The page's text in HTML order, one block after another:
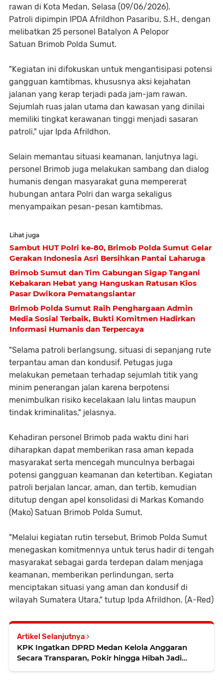
rawan di Kota Medan, Selasa (09/06/2026).
Patroli dipimpin IPDA Afrildhon Pasaribu, S.H., dengan
melibatkan 25 personel Batalyon A Pelopor
Satuan Brimob Polda Sumut.
"Kegiatan ini difokuskan untuk mengantisipasi potensi
gangguan kamtibmas, khususnya aksi kejahatan
jalanan yang kerap terjadi pada jam-jam rawan.
Sejumlah ruas jalan utama dan kawasan yang dinilai
memiliki tingkat kerawanan tinggi menjadi sasaran
patroli," ujar Ipda Afrildhon.
Selain memantau situasi keamanan, lanjutnya lagi,
personel Brimob juga melakukan sambang dan dialog
humanis dengan masyarakat guna mempererat
hubungan antara Polri dan warga sekaligus
menyampaikan pesan-pesan kamtibmas.
Lihat juga
Sambut HUT Polri ke-80, Brimob Polda Sumut Gelar
Gerakan Indonesia Asri Bersihkan Pantai Laharuga
Brimob Sumut dan Tim Gabungan Sigap Tangani
Kebakaran Hebat yang Hanguskan Ratusan Kios
Pasar Dwikora Pematangsiantar
Brimob Polda Sumut Raih Penghargaan Admin
Media Sosial Terbaik, Bukti Komitmen Hadirkan
Informasi Humanis dan Terpercaya
"Selama patroli berlangsung, situasi di sepanjang rute
terpantau aman dan kondusif. Petugas juga
melakukan pemetaan terhadap sejumlah titik yang
minim penerangan jalan karena berpotensi
menimbulkan risiko kecelakaan lalu lintas maupun
tindak kriminalitas," jelasnya.
Kehadiran personel Brimob pada waktu dini hari
diharapkan dapat memberikan rasa aman kepada
masyarakat serta mencegah munculnya berbagai
potensi gangguan keamanan dan ketertiban. Kegiatan
patroli berjalan lancar, aman, dan tertib, kemudian
ditutup dengan apel konsolidasi di Markas Komando
(Mako) Satuan Brimob Polda Sumut.
"Melalui kegiatan rutin tersebut, Brimob Polda Sumut
menegaskan komitmennya untuk terus hadir di tengah
masyarakat sebagai garda terdepan dalam menjaga
keamanan, memberikan perlindungan, serta
menciptakan situasi yang aman dan kondusif di
wilayah Sumatera Utara," tutup Ipda Afrildhon. (A-Red)
Artikel Selanjutnya
KPK Ingatkan DPRD Medan Kelola Anggaran
Secara Transparan, Pokir hingga Hibah Jadi